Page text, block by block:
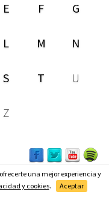
una mejor experiencia y
y cookies. Aceptar
E F G
L M N
S T U
Z